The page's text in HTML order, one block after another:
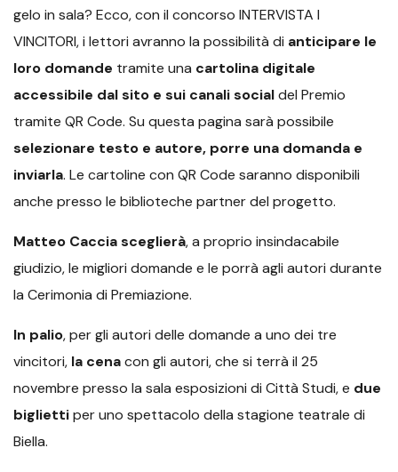
gelo in sala? Ecco, con il concorso INTERVISTA I
VINCITORI, i lettori avranno la possibilità di anticipare le
loro domande tramite una cartolina digitale
accessibile dal sito e sui canali socialdel Premio
tramite QR Code. Su questa pagina sarà possibile
selezionare testo e autore, porre una domanda e
inviarla. Le cartoline con QR Code saranno disponibili
anche presso le biblioteche partner del progetto.
Matteo Caccia sceglierà, a proprio insindacabile
giudizio, le migliori domande e le porrà agli autori durante
la Cerimonia di Premiazione.
In palio, per gli autori delle domande a uno dei tre
vincitori, la cenacon gli autori, che si terrà il 25
novembre presso la sala esposizioni di Città Studi, e due
bigliettiper uno spettacolo della stagione teatrale di
Biella.